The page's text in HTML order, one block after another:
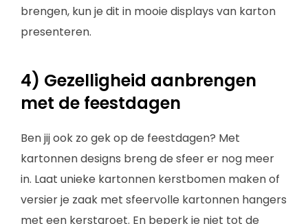
brengen, kun je dit in mooie displays van karton
presenteren.
4) Gezelligheid aanbrengen
met de feestdagen
Ben jij ook zo gek op de feestdagen? Met
kartonnen designs breng de sfeer er nog meer
in. Laat unieke kartonnen kerstbomen maken of
versier je zaak met sfeervolle kartonnen hangers
met een kerstgroet. En beperk je niet tot de